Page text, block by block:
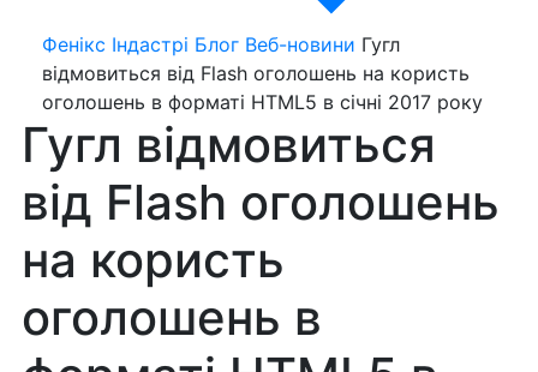
Фенікс Індастрі Блог Веб-новини Гугл
відмовиться від Flash оголошень на користь
оголошень в форматі HTML5 в січні 2017 року
Гугл відмовиться
від Flash оголошень
на користь
оголошень в